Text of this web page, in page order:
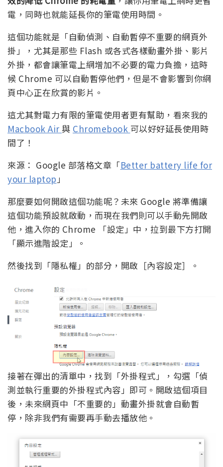
電，同時也就能延長你的筆電使用時間。
這個功能就是「自動偵測、自動暫停不重要的網頁外
掛」，尤其是那些 Flash 或各式各樣動畫外掛、影片
外掛，都會讓筆電上網增加不必要的電力負擔，這時
候 Chrome 可以自動暫停他們，但是不會影響到你網
頁中心正在欣賞的影片。
這尤其對電力有限的筆電使用者更有幫助，看來我的
Macbook Air 與 Chromebook 可以好好延長使用時
間了！
來源： Google 部落格文章「Better battery life for
your laptop」
那麼要如何開啟這個功能呢？未來 Google 將準備讓
這個功能預設就啟動，而現在我們則可以手動先開啟
他，進入你的 Chrome 「設定」中，拉到最下方打開
「顯示進階設定」。
然後找到「隱私權」的部分，開啟［內容設定］。
接著在彈出的清單中，找到「外掛程式」，勾選「偵
測並執行重要的外掛程式內容」即可。開啟這個項目
後，未來網頁中「不重要的」動畫外掛就會自動暫
停，除非我們有需要再手動去播放他。